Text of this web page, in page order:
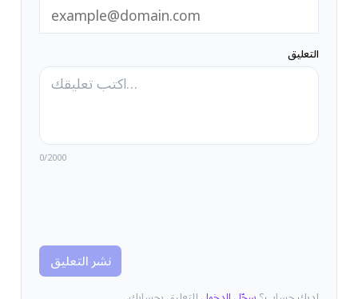
التعليق
0/2000
نشر التعليق